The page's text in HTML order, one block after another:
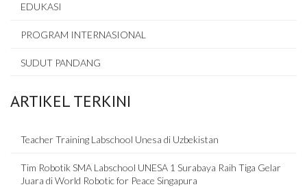
EDUKASI
PROGRAM INTERNASIONAL
SUDUT PANDANG
ARTIKEL TERKINI
Teacher Training Labschool Unesa di Uzbekistan
Tim Robotik SMA Labschool UNESA 1 Surabaya Raih Tiga Gelar
Juara di World Robotic for Peace Singapura